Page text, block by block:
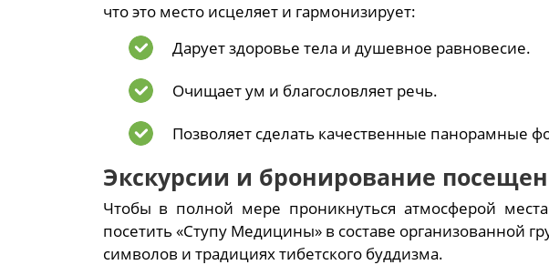
что это место исцеляет и гармонизирует:
Дарует здоровье тела и душевное равновесие.
Очищает ум и благословляет речь.
Позволяет сделать качественные панорамные
Экскурсии и бронирование
Чтобы в полной мере проникнуться атмосферой
посетить «Ступу Медицины» в составе организованной
символов и традициях тибетского буддизма.